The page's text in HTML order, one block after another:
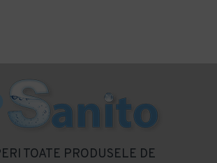
TOATE PRODUSELE DE